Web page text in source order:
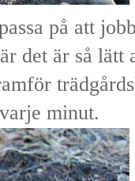
på att
det är så
minut.